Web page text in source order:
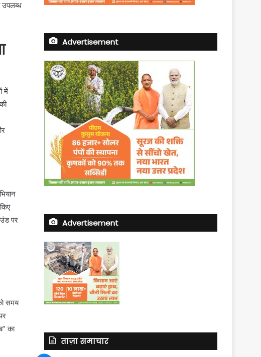
उपलब्ध
में
पर
समय
का
Advertisement
Advertisement
ताज़ा समाचार